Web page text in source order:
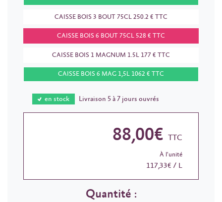
CAISSE BOIS 3 BOUT 75CL 250.2 € TTC
CAISSE BOIS 6 BOUT 75CL 528 € TTC
CAISSE BOIS 1 MAGNUM 1.5L 177 € TTC
CAISSE BOIS 6 MAG 1,5L 1062 € TTC
en stock Livraison 5 à 7 jours ouvrés
88,00€ TTC
À l'unité
117,33€ / L
Quantité :